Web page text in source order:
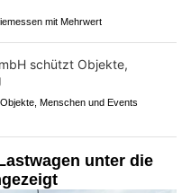
mit Mehrwert
Menschen und Events
unter die